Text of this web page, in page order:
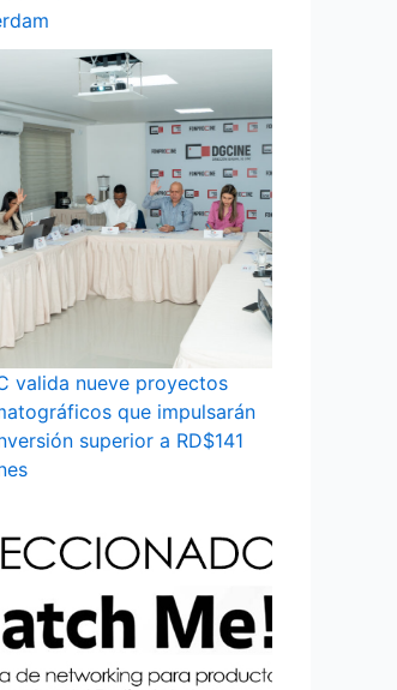
valida nueve proyectos
que impulsarán
superior a RD$141